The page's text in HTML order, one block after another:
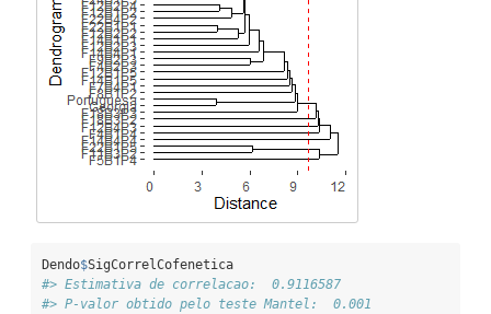
Dendo$SigCorrelCofenetica
#> Estimativa de correlacao:  0.9116587
#> P-valor obtido pelo teste Mantel:  0.001